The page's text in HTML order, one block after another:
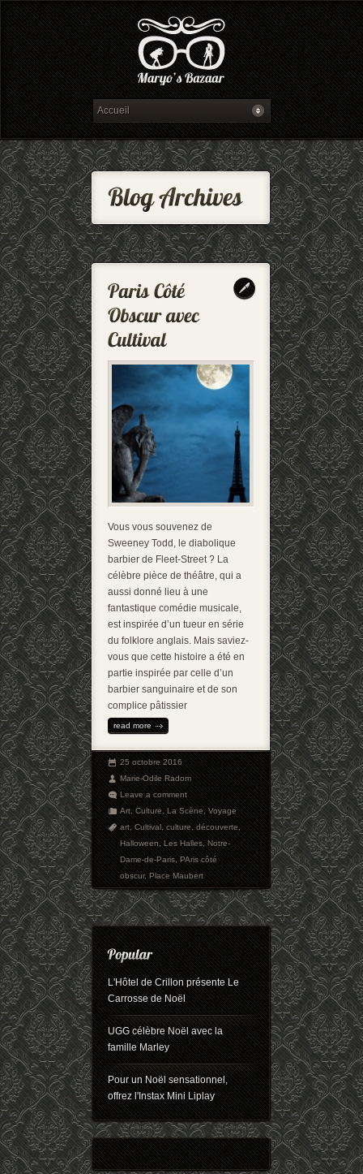
Vous vous souvenez de
Sweeney Todd, le diabolique
barbier de Fleet-Street ? La
célèbre pièce de théâtre, qui a
aussi donné lieu à une
fantastique comédie musicale,
est inspirée d’un tueur en série
du folklore anglais. Mais saviez-
vous que cette histoire a été en
partie inspirée par celle d’un
barbier sanguinaire et de son
complice pâtissier
read more
25 octobre 2016
Marie-Odile Radom
Leave a comment
Art,Culture,La Scène,Voyage
art,Cultival,culture,découverte,
Halloween,Les Halles,Notre-
Dame-de-Paris,PAris côté
obscur,Place Maubert
L'Hôtel de Crillon présente Le
Carrosse de Noël
UGG célèbre Noël avec la
famille Marley
Pour un Noël sensationnel,
offrez l'Instax Mini Liplay